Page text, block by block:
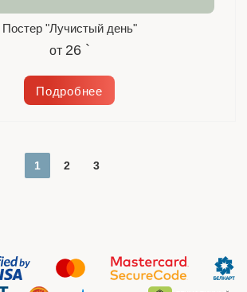
Постер "Лучистый день"
от 26 `
Подробнее
1 2 3